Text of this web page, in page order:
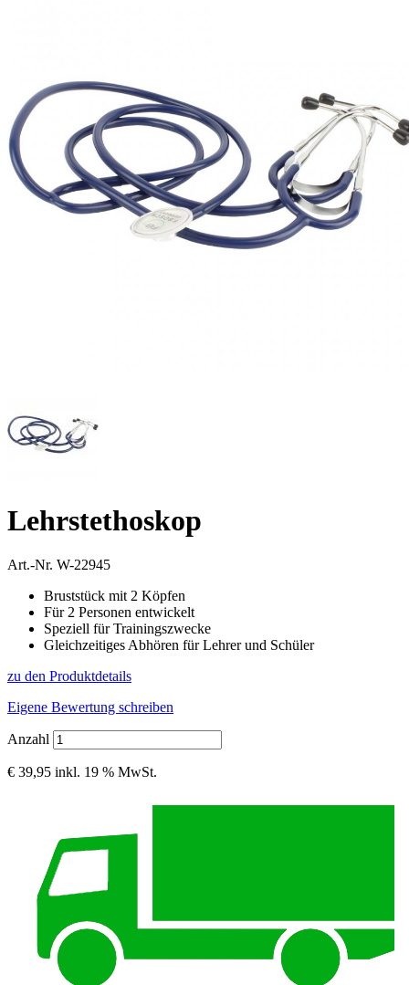
Lehrstethoskop
Art.-Nr. W-22945
Bruststück mit 2 Köpfen
Für 2 Personen entwickelt
Speziell für Trainingszwecke
Gleichzeitiges Abhören für Lehrer und Schüler
zu den Produktdetails
Eigene Bewertung schreiben
Anzahl
€ 39,95 inkl. 19 % MwSt.